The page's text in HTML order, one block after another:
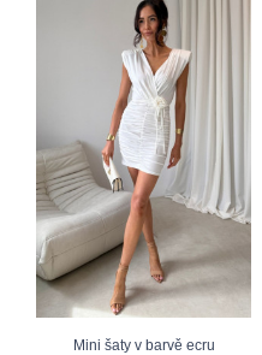
Mini šaty v barvě ecru